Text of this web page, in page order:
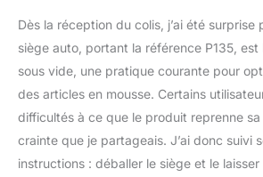
garantit que
reste en
espace
vous vous
sur la
Remarque :
voiture
Dès la réception du colis, j’ai été
siège auto, portant la référence P135,
sous vide, une pratique courante pour
des articles en mousse. Certains
difficultés à ce que le produit reprenne
crainte que je partageais. J’ai donc suivi
instructions : déballer le siège et le